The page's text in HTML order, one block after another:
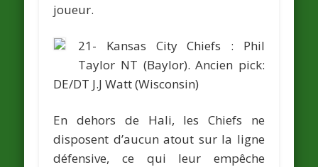
joueur.
21- Kansas City Chiefs : Phil
Taylor NT (Baylor).Ancien pick:
DE/DT J.J Watt(Wisconsin)
En dehors de Hali, les Chiefs ne
disposent d’aucun atout sur la ligne
défensive, ce qui leur empêche